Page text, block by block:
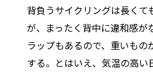
背負うサイクリングは長くて
が、まったく背中に違和感が
ラップもあるので、重いもの
する。とはいえ、気温の高い